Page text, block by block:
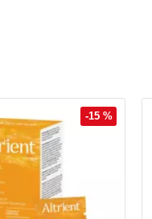
-15 %